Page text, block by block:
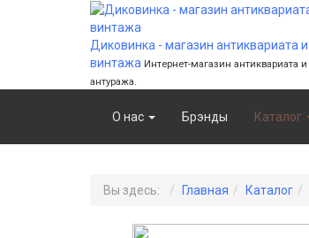
Диковинка - магазин антиквариата и
винтажа Интернет-магазин антиквариата и
антуража.
О нас Брэнды Каталог
Вы здесь: Главная Каталог